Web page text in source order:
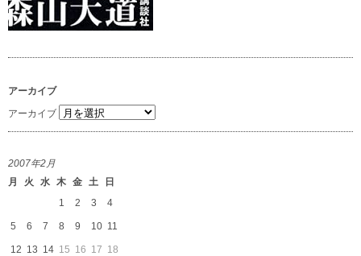
アーカイブ
アーカイブ
2007年2月
月
火 水 木 金 土
日
1
2 3 4
5 6 7 8 9 10 11
12 13 14 15 16 17 18